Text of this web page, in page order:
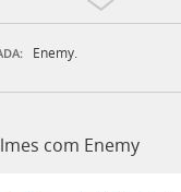
Enemy.
com Enemy